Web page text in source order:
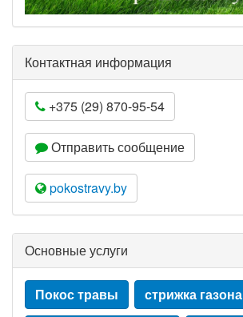
Контактная информация
+375 (29) 870-95-54
Отправить сообщение
pokostravy.by
Основные услуги
Покос травы
стрижка газона